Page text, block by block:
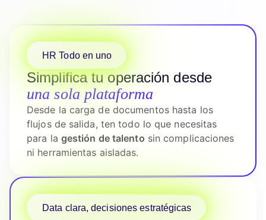
HR Todo en uno
Simplifica tu operación desde
una sola plataforma
Desde la carga de documentos hasta los
flujos de salida, ten todo lo que necesitas
para la gestión de talento sin complicaciones
ni herramientas aisladas.
Data clara, decisiones estratégicas